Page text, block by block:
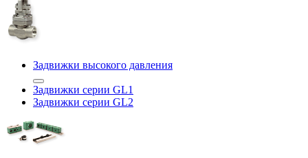
Задвижки высокого давления
Задвижки серии GL1
Задвижки серии GL2